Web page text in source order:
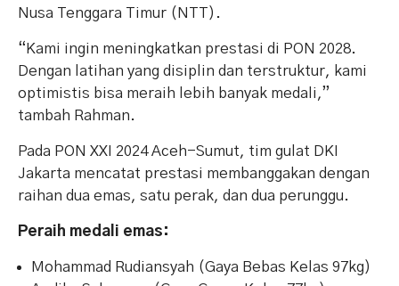
Nusa Tenggara Timur (NTT).
“Kami ingin meningkatkan prestasi di PON 2028.
Dengan latihan yang disiplin dan terstruktur, kami
optimistis bisa meraih lebih banyak medali,”
tambah Rahman.
Pada PON XXI 2024 Aceh-Sumut, tim gulat DKI
Jakarta mencatat prestasi membanggakan dengan
raihan dua emas, satu perak, dan dua perunggu.
Peraih medali emas:
Mohammad Rudiansyah (Gaya Bebas Kelas 97kg)